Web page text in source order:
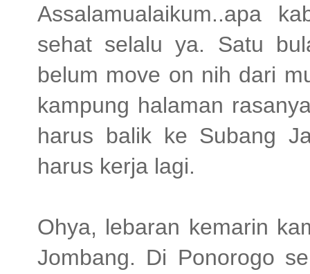
Assalamualaikum..apa
sehat selalu ya. Satu
belum move on nih dari
kampung halaman
harus balik ke Subang
harus kerja lagi.
Ohya, lebaran kemarin
Jombang. Di Ponorogo